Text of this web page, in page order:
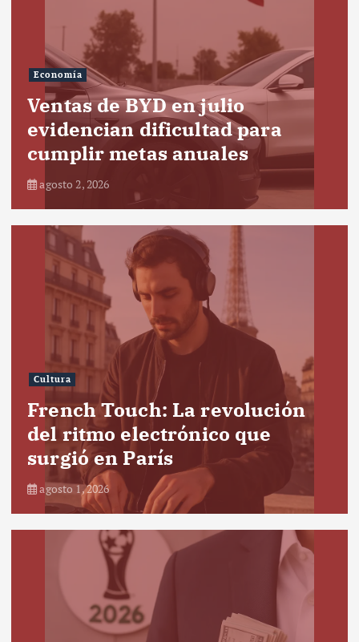
Economía
Ventas de BYD en julio
evidencian dificultad para
cumplir metas anuales
agosto 2, 2026
Cultura
French Touch: La revolución
del ritmo electrónico que
surgió en París
agosto 1, 2026